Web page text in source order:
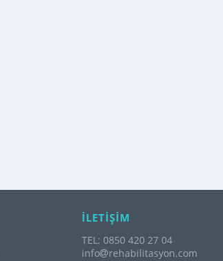
İLETİŞİM
TEL: 0850 420 27 04
info
rehabilitasyon.com